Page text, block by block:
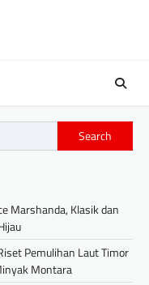
Search
Marshanda, Klasik dan
Pemulihan Laut Timor
Montara